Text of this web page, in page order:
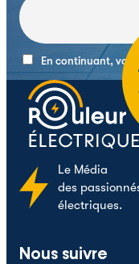
En continuant,
Le Média
des
électriques.
Nous suivre